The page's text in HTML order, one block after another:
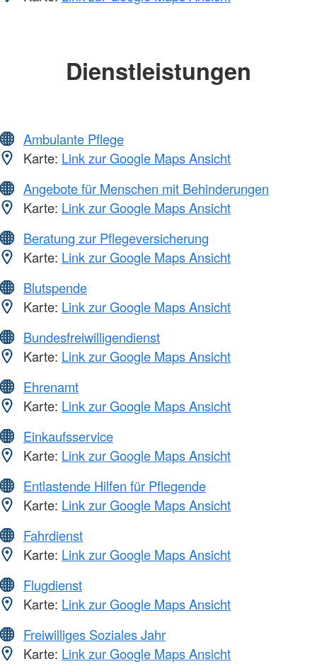
Dienstleistungen
Ambulante Pflege
Karte: Link zur Google Maps Ansicht
Angebote für Menschen mit Behinderungen
Karte: Link zur Google Maps Ansicht
Beratung zur Pflegeversicherung
Karte: Link zur Google Maps Ansicht
Blutspende
Karte: Link zur Google Maps Ansicht
Bundesfreiwilligendienst
Karte: Link zur Google Maps Ansicht
Ehrenamt
Karte: Link zur Google Maps Ansicht
Einkaufsservice
Karte: Link zur Google Maps Ansicht
Entlastende Hilfen für Pflegende
Karte: Link zur Google Maps Ansicht
Fahrdienst
Karte: Link zur Google Maps Ansicht
Flugdienst
Karte: Link zur Google Maps Ansicht
Freiwilliges Soziales Jahr
Karte: Link zur Google Maps Ansicht